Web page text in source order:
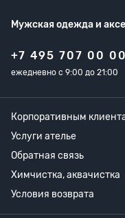
Мужская одежда и
+7 495 707 00 00
ежедневно с 9:00 до 21:00
Корпоративным
Услуги ателье
Обратная связь
Химчистка, аквачистка
Условия возврата